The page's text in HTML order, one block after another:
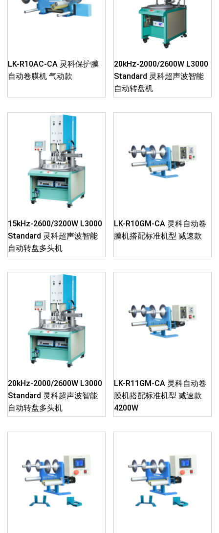
LK-R10AC-CA 灵科保护膜
自动卷膜机 气动款
20kHz-2000/2600W L3000
Standard 灵科超声波智能
自动转盘机
15kHz-2600/3200W L3000
Standard 灵科超声波智能
自动转盘多头机
LK-R10GM-CA 灵科自动卷
膜机搭配标准机型 减速款
20kHz-2000/2600W L3000
Standard 灵科超声波智能
自动转盘多头机
LK-R11GM-CA 灵科自动卷
膜机搭配标准机型 减速款
4200W